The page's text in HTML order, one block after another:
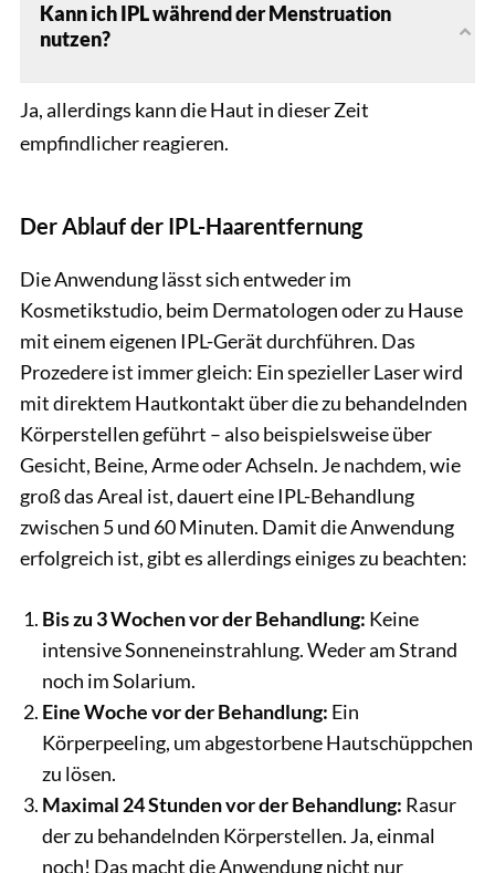
Kann ich IPL während der Menstruation
nutzen?
Ja, allerdings kann die Haut in dieser Zeit
empfindlicher reagieren.
Der Ablauf der IPL-Haarentfernung
Die Anwendung lässt sich entweder im
Kosmetikstudio, beim Dermatologen oder zu Hause
mit einem eigenen IPL-Gerät durchführen. Das
Prozedere ist immer gleich: Ein spezieller Laser wird
mit direktem Hautkontakt über die zu behandelnden
Körperstellen geführt – also beispielsweise über
Gesicht, Beine, Arme oder Achseln. Je nachdem, wie
groß das Areal ist, dauert eine IPL-Behandlung
zwischen 5 und 60 Minuten. Damit die Anwendung
erfolgreich ist, gibt es allerdings einiges zu beachten:
Bis zu 3 Wochen vor der Behandlung: Keine
intensive Sonneneinstrahlung. Weder am Strand
noch im Solarium.
Eine Woche vor der Behandlung: Ein
Körperpeeling, um abgestorbene Hautschüppchen
zu lösen.
Maximal 24 Stunden vor der Behandlung: Rasur
der zu behandelnden Körperstellen. Ja, einmal
noch! Das macht die Anwendung nicht nur